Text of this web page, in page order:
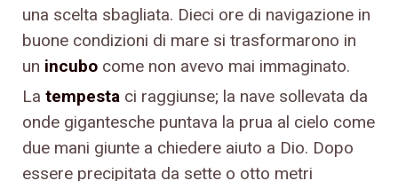
una scelta sbagliata. Dieci ore di navigazione in
buone condizioni di mare si trasformarono in
un incubo come non avevo mai immaginato.
La tempesta ci raggiunse; la nave sollevata da
onde gigantesche puntava la prua al cielo come
due mani giunte a chiedere aiuto a Dio. Dopo
essere precipitata da sette o otto metri